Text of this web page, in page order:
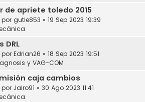
de apriete toledo 2015
gutie853 « 19 Sep 2023 19:39
DRL
Edrian26 « 18 Sep 2023 19:51
y VAG-COM
caja cambios
Jairo91 « 30 Ago 2023 11:41